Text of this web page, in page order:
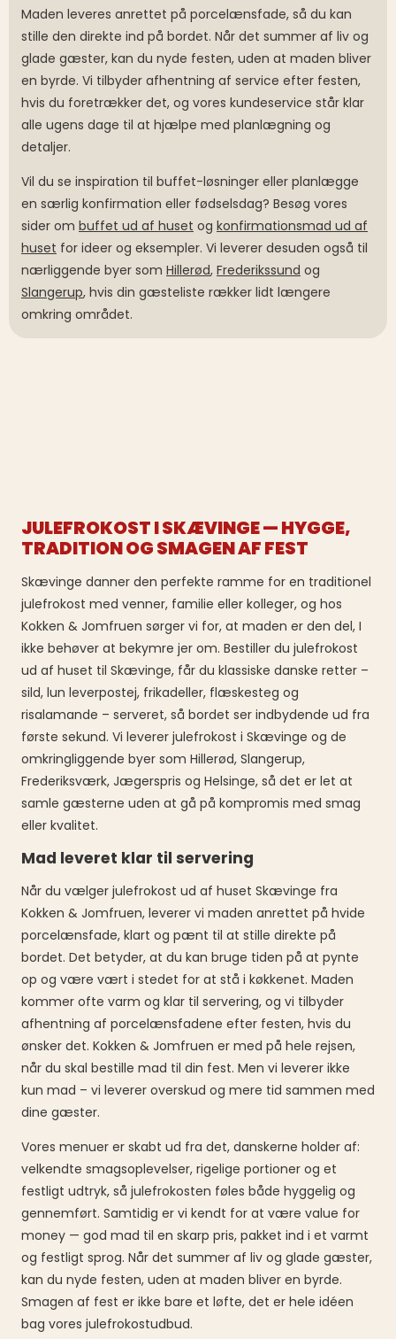
Maden leveres anrettet på porcelænsfade, så du kan
stille den direkte ind på bordet. Når det summer af liv og
glade gæster, kan du nyde festen, uden at maden bliver
en byrde. Vi tilbyder afhentning af service efter festen,
hvis du foretrækker det, og vores kundeservice står klar
alle ugens dage til at hjælpe med planlægning og
detaljer.
Vil du se inspiration til buffet-løsninger eller planlægge
en særlig konfirmation eller fødselsdag? Besøg vores
sider om buffet ud af huset og konfirmationsmad ud af
huset for ideer og eksempler. Vi leverer desuden også til
nærliggende byer som Hillerød, Frederikssund og
Slangerup, hvis din gæsteliste rækker lidt længere
omkring området.
JULEFROKOST I SKÆVINGE — HYGGE,
TRADITION OG SMAGEN AF FEST
Skævinge danner den perfekte ramme for en traditionel
julefrokost med venner, familie eller kolleger, og hos
Kokken & Jomfruen sørger vi for, at maden er den del, I
ikke behøver at bekymre jer om. Bestiller du julefrokost
ud af huset til Skævinge, får du klassiske danske retter –
sild, lun leverpostej, frikadeller, flæskesteg og
risalamande – serveret, så bordet ser indbydende ud fra
første sekund. Vi leverer julefrokost i Skævinge og de
omkringliggende byer som Hillerød, Slangerup,
Frederiksværk, Jægerspris og Helsinge, så det er let at
samle gæsterne uden at gå på kompromis med smag
eller kvalitet.
Mad leveret klar til servering
Når du vælger julefrokost ud af huset Skævinge fra
Kokken & Jomfruen, leverer vi maden anrettet på hvide
porcelænsfade, klart og pænt til at stille direkte på
bordet. Det betyder, at du kan bruge tiden på at pynte
op og være vært i stedet for at stå i køkkenet. Maden
kommer ofte varm og klar til servering, og vi tilbyder
afhentning af porcelænsfadene efter festen, hvis du
ønsker det. Kokken & Jomfruen er med på hele rejsen,
når du skal bestille mad til din fest. Men vi leverer ikke
kun mad – vi leverer overskud og mere tid sammen med
dine gæster.
Vores menuer er skabt ud fra det, danskerne holder af:
velkendte smagsoplevelser, rigelige portioner og et
festligt udtryk, så julefrokosten føles både hyggelig og
gennemført. Samtidig er vi kendt for at være value for
money — god mad til en skarp pris, pakket ind i et varmt
og festligt sprog. Når det summer af liv og glade gæster,
kan du nyde festen, uden at maden bliver en byrde.
Smagen af fest er ikke bare et løfte, det er hele idéen
bag vores julefrokostudbud.